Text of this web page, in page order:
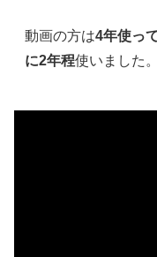
動画の方は4年使っ
に2年程使いました